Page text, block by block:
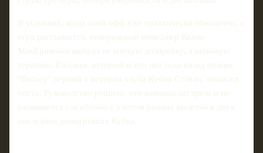
В условиях, когда плей-офф уже практически обеспечен, а
игра рассыпается, генеральный менеджер Келли
МакКриммон выбрал не мягкую дозировку, а шоковую
терапию. Кэссиди, который всего два года назад принес
"Вегасу" первый в истории клуба Кубок Стэнли, лишился
поста. Руководство решило, что команда застряла и не
развивается - особенно с учетом ранних вылетов в двух
последних розыгрышах Кубка.